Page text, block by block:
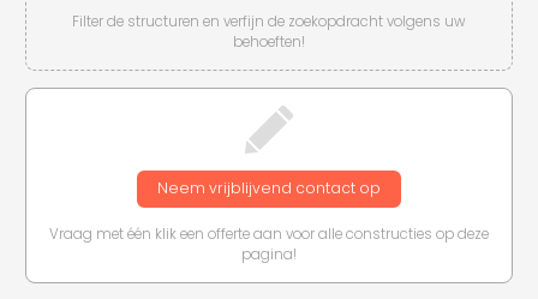
Filter de structuren en verfijn de zoekopdracht volgens uw
behoeften!
Neem vrijblijvend contact op
Vraag met één klik een offerte aan voor alle constructies op deze
pagina!